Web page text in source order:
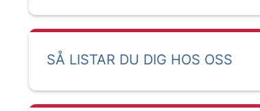
SÅ LISTAR DU DIG HOS OSS